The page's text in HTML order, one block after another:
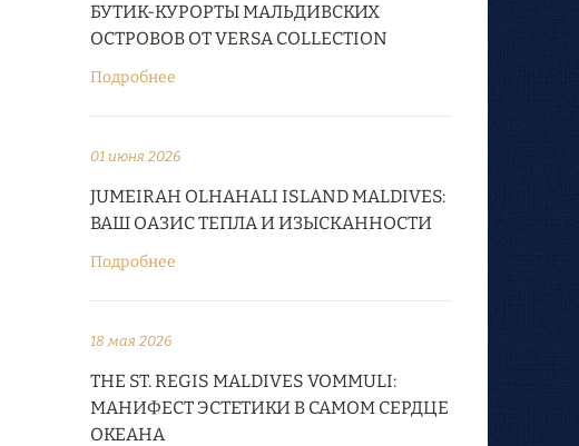
БУТИК-КУРОРТЫ МАЛЬДИВСКИХ
ОСТРОВОВ ОТ VERSA COLLECTION
Подробнее
01 июня 2026
JUMEIRAH OLHAHALI ISLAND MALDIVES:
ВАШ ОАЗИС ТЕПЛА И ИЗЫСКАННОСТИ
Подробнее
18 мая 2026
THE ST. REGIS MALDIVES VOMMULI:
МАНИФЕСТ ЭСТЕТИКИ В САМОМ СЕРДЦЕ
ОКЕАНА